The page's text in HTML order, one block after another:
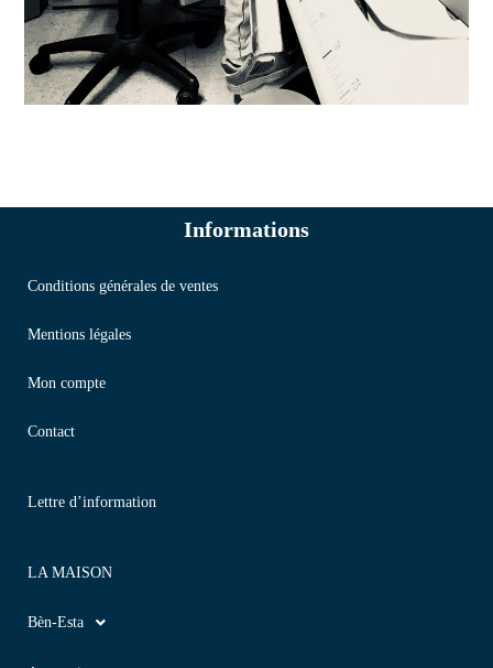
Informations
Conditions générales de ventes
Mentions légales
Mon compte
Contact
Lettre d’information
LA MAISON
Bèn-Esta